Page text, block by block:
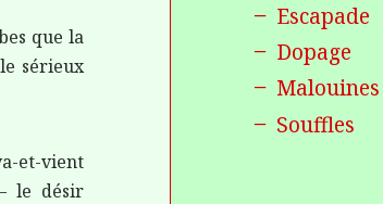
que la
sérieux
et-vient
le désir
Escapade
Dopage
Malouines
Souffles